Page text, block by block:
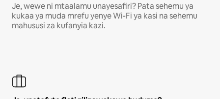
Je, wewe ni mtaalamu unayesafiri? Pata sehemu ya
kukaa ya muda mrefu yenye Wi-Fi ya kasi na sehemu
mahususi za kufanyia kazi.